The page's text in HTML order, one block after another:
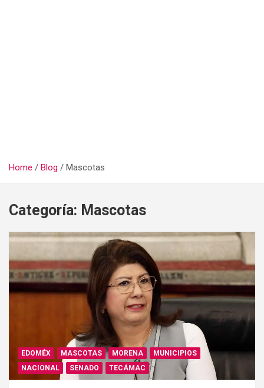
Home Blog Mascotas
Categoría: Mascotas
EDOMÉX MASCOTAS MORENA
MUNICIPIOS
NACIONAL
SENADO TECÁMAC